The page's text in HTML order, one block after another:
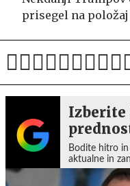
prisegel na
Izberite
Bodite hitro
aktualne in